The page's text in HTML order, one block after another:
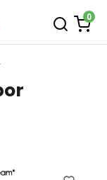
0